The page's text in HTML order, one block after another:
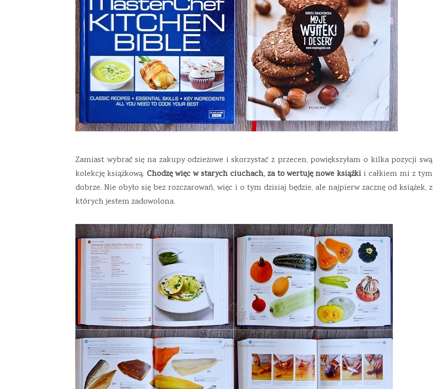
Zamiast wybrać się na zakupy odzieżowe i skorzystać z przecen, powiększyłam o kilka pozycji swą
kolekcję książkową. Chodzę więc w starych ciuchach, za to wertuję nowe książki i całkiem mi z tym
dobrze. Nie obyło się bez rozczarowań, więc i o tym dzisiaj będzie, ale najpierw zacznę od książek, z
których jestem zadowolona.